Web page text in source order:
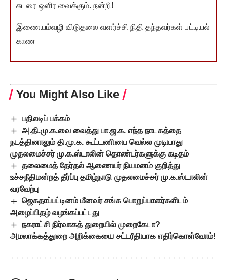
சுடரை ஒளிர வைக்கும். நன்றி!
இணையம்வழி விடுதலை வளர்ச்சி நிதி தந்தவர்கள் பட்டியல்
காண
You Might Also Like
பதிலடிப் பக்கம்
அ.தி.மு.க.வை வைத்து பா.ஜ.க. எந்த நாடகத்தை
நடத்தினாலும் தி.மு.க. கூட்டணியை வெல்ல முடியாது
முதலமைச்சர் மு.க.ஸ்டாலின் தொண்டர்களுக்கு கடிதம்
தலைமைத் தேர்தல் ஆணையர் நியமனம் குறித்து
உச்சநீதிமன்றத் தீர்ப்பு தமிழ்நாடு முதலமைச்சர் மு.க.ஸ்டாலின்
வரவேற்பு
ஜெகதாப்பட்டினம் மீனவர் சங்க பொறுப்பாளர்களிடம்
அழைப்பிதழ் வழங்கப்பட்டது
நகராட்சி நிர்வாகத் துறையில் முறைகேடா?
அமலாக்கத்துறை அறிக்கையை சட்டரீதியாக எதிர்கொள்வோம்!